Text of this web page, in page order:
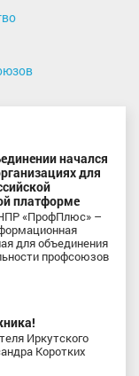
начался
для
платформе
«ПрофПлюс» –
для объединения
профсоюзов
Иркутского
Коротких